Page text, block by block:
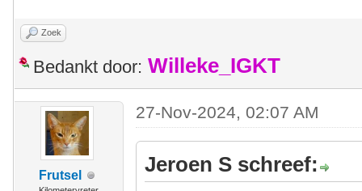
Zoek
Bedankt door: Willeke_IGKT
Frutsel
27-Nov-2024, 02:07 AM
Jeroen S schreef: